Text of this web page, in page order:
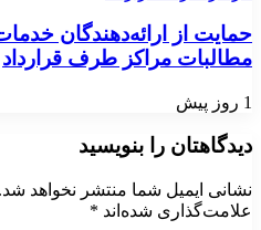
حمایت از ارائه‌دهندگان
مطالبات مراکز طرف قرارداد
1 روز پیش
دیدگاهتان را بنویسید
نشانی ایمیل شما منتشر نخواهد شد.
علامت‌گذاری شده‌اند *